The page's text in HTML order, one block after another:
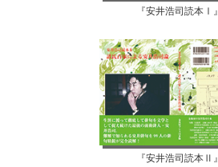
『安井浩司読本Ⅰ』
『安井浩司読本Ⅱ』